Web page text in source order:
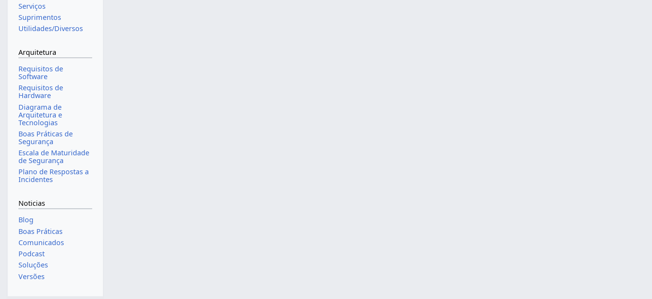
Serviços
Suprimentos
Utilidades/Diversos
Arquitetura
Requisitos de
Software
Requisitos de
Hardware
Diagrama de
Arquitetura e
Tecnologias
Boas Práticas de
Segurança
Escala de Maturidade
de Segurança
Plano de Respostas a
Incidentes
Noticias
Blog
Boas Práticas
Comunicados
Podcast
Soluções
Versões